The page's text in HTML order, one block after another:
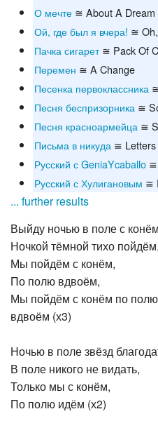
О мечте ≅ About A Dream
Ой, где был я вчера! ≅
Пачка сигарет≅ Pack Of
Перемен ≅ A Change
Песенка первоклассника
Песня беспризорника ≅
Песня красноармейца ≅
Письма в никуда ≅ Letters
Русский с GeniaYcaballo ≅
Русский с Хулигановым ≅
... further results
Выйду ночью в поле с конём,
Ночкой тёмной тихо пойдём.
Мы пойдём с конём,
По полю вдвоём,
Мы пойдём с конём по полю
вдвоём (х3)
Ночью в поле звёзд
В поле никого не видать,
Только мы с конём,
По полю идём (х2)